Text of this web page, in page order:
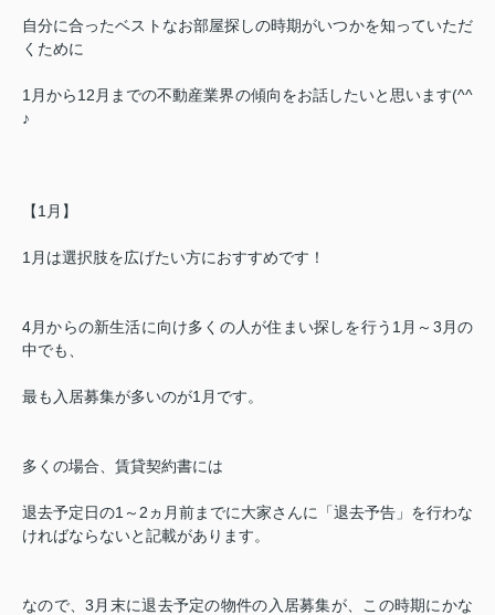
自分に合ったベストなお部屋探しの時期がいつかを知っていただ
くために
1 月から12 月までの不動産業界の傾向をお話したいと思います(^^
♪
【1月】
1 月は選択肢を広げたい方におすすめです！
4月からの新生活に向け多くの人が住まい探しを行う 1 月～ 3 月の
中でも、
最も入居募集が多いのが1 月です。
多くの場合、賃貸契約書には
退去予定日の1 ～ 2 ヵ月前までに大家さんに「退去予告」を行わな
ければならないと記載があります。
なので、3 月末に退去予定の物件の入居募集が、この時期にかな